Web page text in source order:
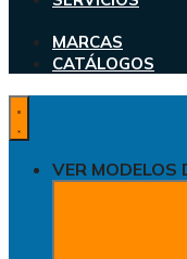
MARCAS
CATÁLOGOS
VER MODELOS